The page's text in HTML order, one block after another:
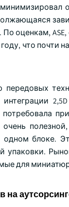
оценкам,
что почти
блоке.
упаковки.
для
на